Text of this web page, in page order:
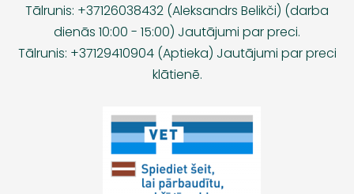
Tālrunis: +37126038432 (Aleksandrs Belikči) (darba
dienās 10:00 - 15:00) Jautājumi par preci.
Tālrunis: +37129410904 (Aptieka) Jautājumi par preci
klātienē.